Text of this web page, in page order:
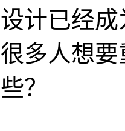
计已经
多人想
？